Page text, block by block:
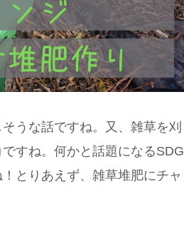
うな話ですね。又、雑草を刈
すね。何かと話題になるSDG
とりあえず、雑草堆肥にチャ